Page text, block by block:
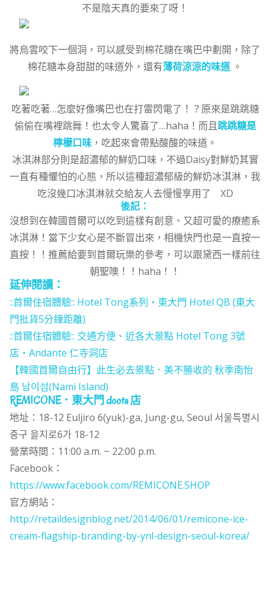
不是陰天真的要來了呀！
將烏雲咬下一個洞，可以感受到棉花糖在嘴巴中劃開，除了
棉花糖本身甜甜的味道外，還有薄荷涼涼的味道 。
吃著吃著…怎麼好像嘴巴也在打雷閃電了！？原來是跳跳糖
偷偷在嘴裡跳舞！也太令人驚喜了…haha！而且跳跳糖是
檸檬口味 ，吃起來會帶點酸酸的味道。
冰淇淋部分則是超濃郁的鮮奶口味，不過Daisy對鮮奶其實
一直有種懼怕的心態，所以這種超濃郁級的鮮奶冰淇淋，我
吃沒幾口冰淇淋就交給友人去慢慢享用了 XD
後記：
沒想到在韓國首爾可以吃到這樣有創意、又超可愛的療癒系
冰淇淋！當下少女心是不斷冒出來，相機快門也是一直按一
直按！！推薦給要到首爾玩樂的參考，可以跟黛西一樣前往
朝聖噢！！haha！！
延伸閱讀：
::首爾住宿體驗:: Hotel Tong系列‧東大門 Hotel QB (東大
門批貨5分鐘距離)
::首爾住宿體驗:: 交通方便、近各大景點 Hotel Tong 3號
店‧Andante 仁寺洞店
【韓國首爾自由行】此生必去景點．美不勝收的 秋季南怡
島 남이섬(Nami Island)
REMICONE．東大門 doota 店
地址：18-12 Euljiro 6(yuk)-ga, Jung-gu, Seoul 서울특별시
중구 을지로6가 18-12
營業時間：11:00 a.m. ~ 22:00 p.m.
Facebook：
https://www.facebook.com/REMICONE.SHOP
官方網站：
http://retaildesignblog.net/2014/06/01/remicone-ice-
cream-flagship-branding-by-ynl-design-seoul-korea/